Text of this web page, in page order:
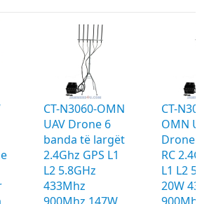
CT-N3060-OMN
UAV Drone 6
banda të largët
2.4Ghz GPS L1
L2 5.8GHz
433Mhz
CT-
OMN
Drone 6
RC
L1 L2
20W